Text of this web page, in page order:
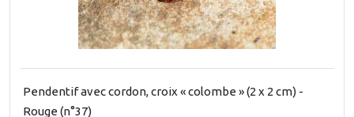
Pendentif avec cordon, croix « colombe » (2 x 2 cm) -
Rouge (n°37)